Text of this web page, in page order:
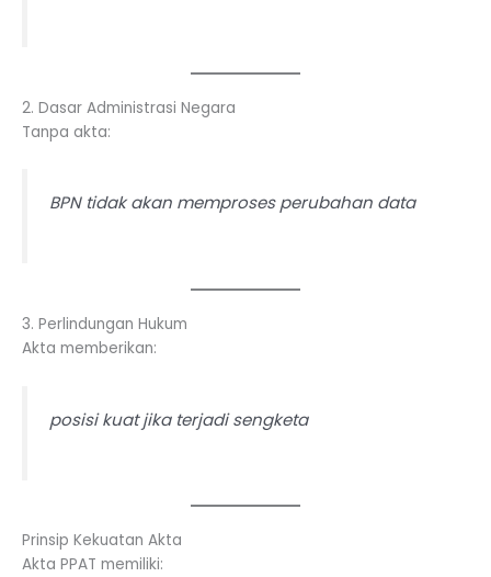
2. Dasar Administrasi Negara
Tanpa akta:
BPN tidak akan memproses perubahan data
3. Perlindungan Hukum
Akta memberikan:
posisi kuat jika terjadi sengketa
Prinsip Kekuatan Akta
Akta PPAT memiliki: